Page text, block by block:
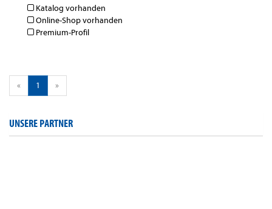
Katalog vorhanden
Online-Shop vorhanden
Premium-Profil
« 1 »
UNSERE PARTNER